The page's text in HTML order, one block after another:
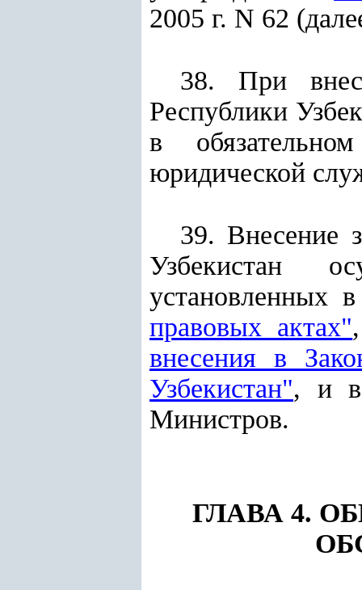
2005 г. N 62
38. При
Республики
в
юридической
39. Внесение
Узбекистан
установленных
правовых актах"
внесения в
Узбекистан", и в
Министров.
ГЛАВА 4.